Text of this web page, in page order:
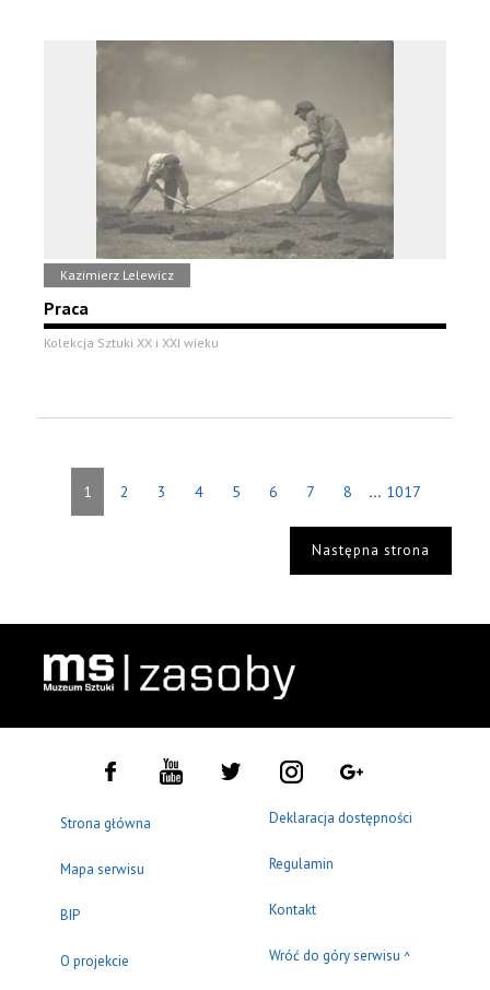
Kazimierz Lelewicz
Praca
Kolekcja Sztuki XX i XXI wieku
1 2 3 4 5 6 7 8 ... 1017
Następna strona
Strona główna
Mapa serwisu
BIP
O projekcie
Deklaracja dostępności
Regulamin
Kontakt
Wróć do góry serwisu ^